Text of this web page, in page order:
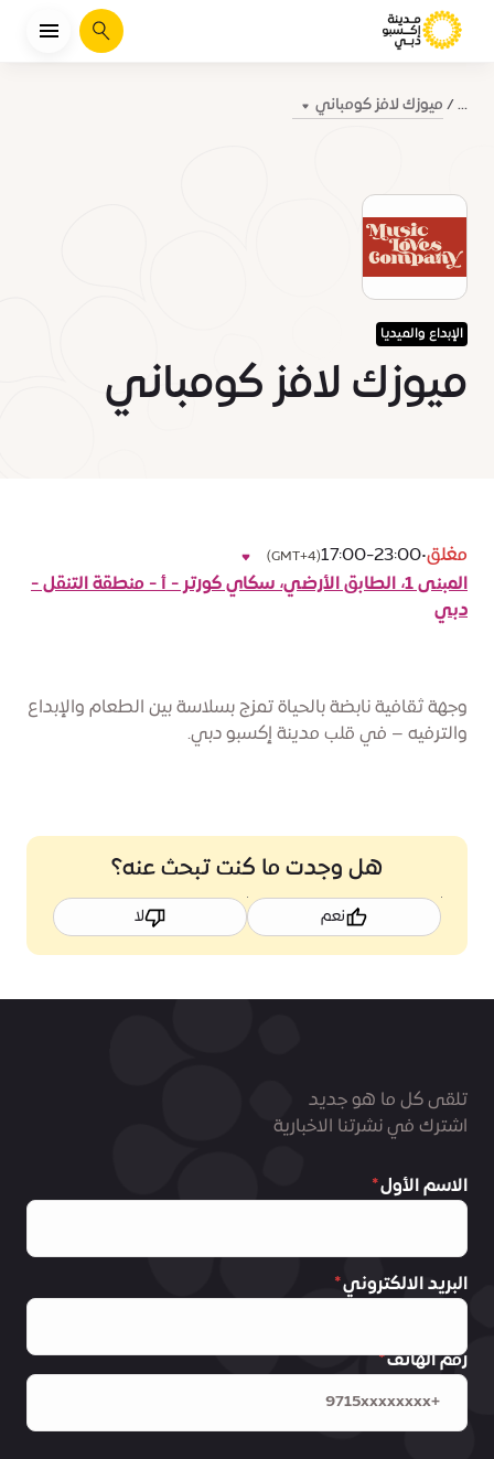
يبحث
... ميوزك لافز كومباني
الإبداع والميديا
ميوزك لافز كومباني
وجهة ثقافية نابضة بالحياة تمزج بسلاسة بين الطعام والإبداع
والترفيه – في قلب مدينة إكسبو دبي.
مغلق•
17:00-23:00
(GMT+4)
المبنى 1، الطابق الأرضي، سكاي كورتر - أ - منطقة التنقل -
دبي
هل وجدت ما كنت تبحث عنه؟
نعم لا
تلقى كل ما هو جديد
اشترك في نشرتنا الاخبارية
الاسم الأول
البريد الالكتروني
رقم الهاتف